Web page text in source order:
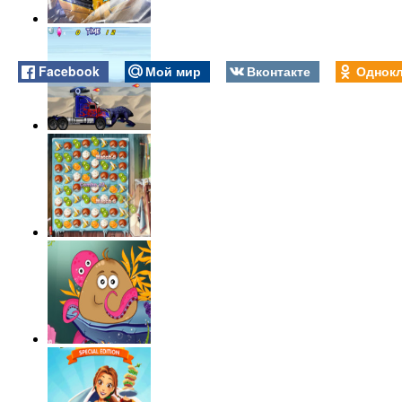
Facebook Мой мир Вконтакте